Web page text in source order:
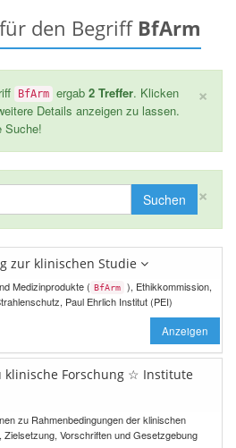
den Begriff BfArm
×
BfArm ergab 2 Treffer. Klicken
Details anzeigen zu lassen.
Suche!
×
Suchen
zur klinischen Studie
Medizinprodukte ( BfArm
), Ethikkommission,
Paul Ehrlich Institut (PEI)
Anzeigen
klinische Forschung ☆ Institute
zu Rahmenbedingungen der klinischen
Vorschriften und Gesetzgebung